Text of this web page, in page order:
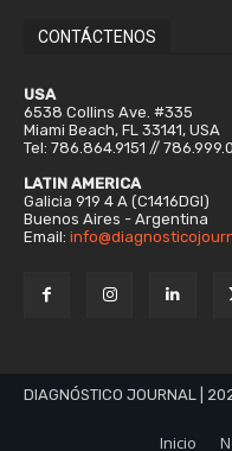
CONTÁCTENOS
USA
6538 Collins Ave. #335
Miami Beach, FL 33141, USA
Tel: 786.864.9151 //
LATIN AMERICA
Galicia 919 4 A (C1416DGI)
Buenos Aires - Argentina
Email:
DIAGNÓSTICO JOURNAL |
Inicio